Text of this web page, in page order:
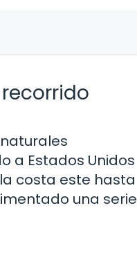
a Estados Unidos
costa este hasta
una serie